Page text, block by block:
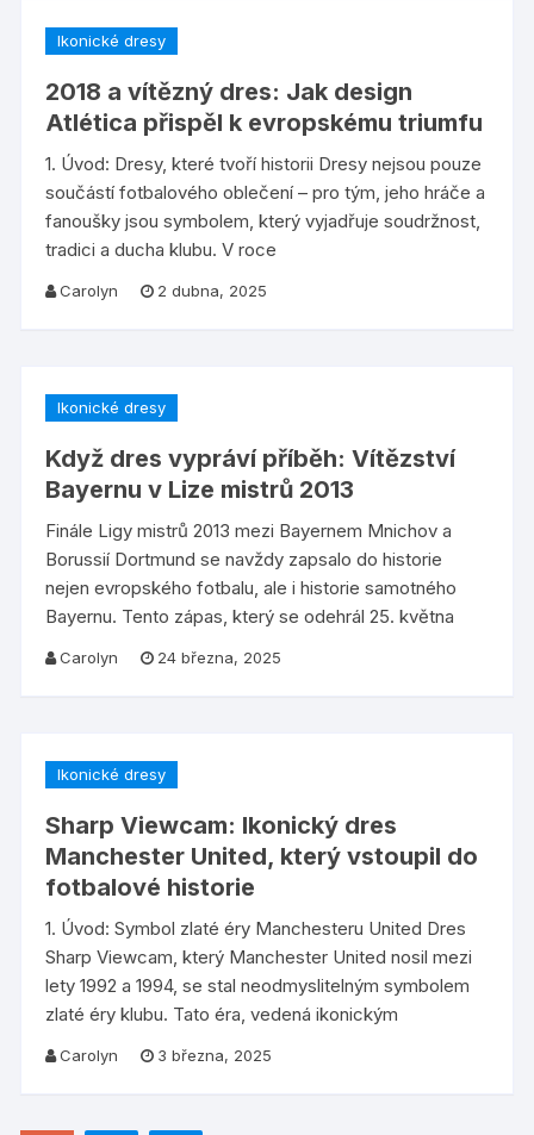
Ikonické dresy
2018 a vítězný dres: Jak design
Atlética přispěl k evropskému triumfu
1. Úvod: Dresy, které tvoří historii Dresy nejsou pouze
součástí fotbalového oblečení – pro tým, jeho hráče a
fanoušky jsou symbolem, který vyjadřuje soudržnost,
tradici a ducha klubu. V roce
Carolyn 2 dubna, 2025
Ikonické dresy
Když dres vypráví příběh: Vítězství
Bayernu v Lize mistrů 2013
Finále Ligy mistrů 2013 mezi Bayernem Mnichov a
Borussií Dortmund se navždy zapsalo do historie
nejen evropského fotbalu, ale i historie samotného
Bayernu. Tento zápas, který se odehrál 25. května
Carolyn 24 března, 2025
Ikonické dresy
Sharp Viewcam: Ikonický dres
Manchester United, který vstoupil do
fotbalové historie
1. Úvod: Symbol zlaté éry Manchesteru United Dres
Sharp Viewcam, který Manchester United nosil mezi
lety 1992 a 1994, se stal neodmyslitelným symbolem
zlaté éry klubu. Tato éra, vedená ikonickým
Carolyn 3 března, 2025